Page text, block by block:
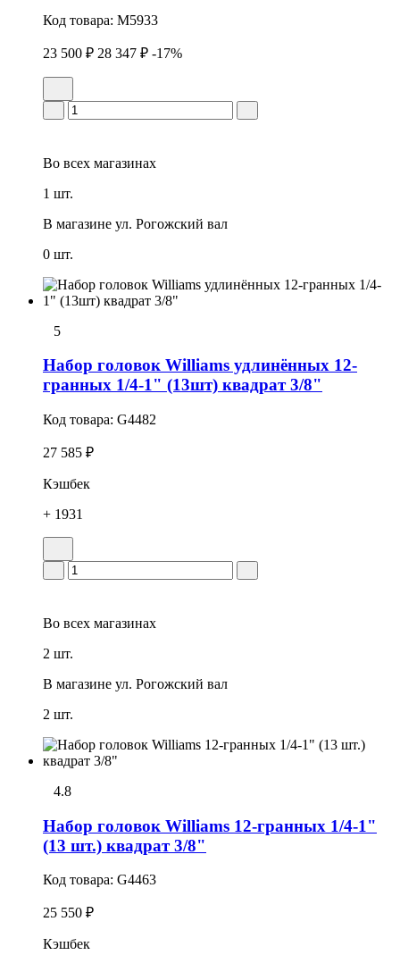
Код товара: M5933
23 500 ₽ 28 347 ₽ -17%
Во всех магазинах
1 шт.
В магазине ул. Рогожский вал
0 шт.
5
Набор головок Williams удлинённых 12-
гранных 1/4-1" (13шт) квадрат 3/8"
Код товара: G4482
27 585 ₽
Кэшбек
+ 1931
Во всех магазинах
2 шт.
В магазине ул. Рогожский вал
2 шт.
4.8
Набор головок Williams 12-гранных 1/4-1"
(13 шт.) квадрат 3/8"
Код товара: G4463
25 550 ₽
Кэшбек